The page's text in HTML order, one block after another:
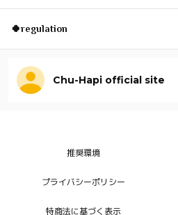
🍀regulation
Chu-Hapi official site
推奨環境
プライバシーポリシー
特商法に基づく表示